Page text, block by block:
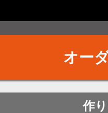
オー
作